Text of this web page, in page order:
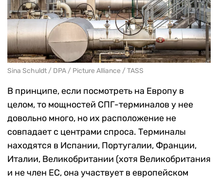
Sina Schuldt / DPA / Picture Alliance / TASS
В принципе, если посмотреть на Европу в
целом, то мощностей СПГ-терминалов у нее
довольно много, но их расположение не
совпадает с центрами спроса. Терминалы
находятся в Испании, Португалии, Франции,
Италии, Великобритании (хотя Великобритания
и не член ЕС, она участвует в европейском